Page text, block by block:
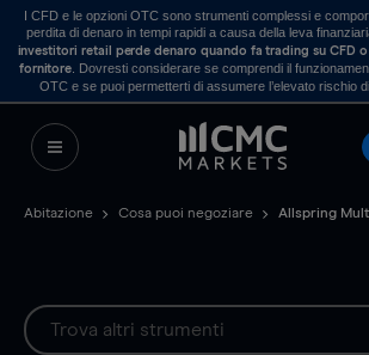
I CFD e le opzioni OTC sono strumenti complessi e
perdita di denaro in tempi rapidi a causa della leva
investitori retail perde denaro quando fa trading su CFD
fornitore . Dovresti considerare se comprendi il
OTC e se puoi permetterti di assumere l’elevato rischio
Abitazione Cosa puoi negoziare Allspring